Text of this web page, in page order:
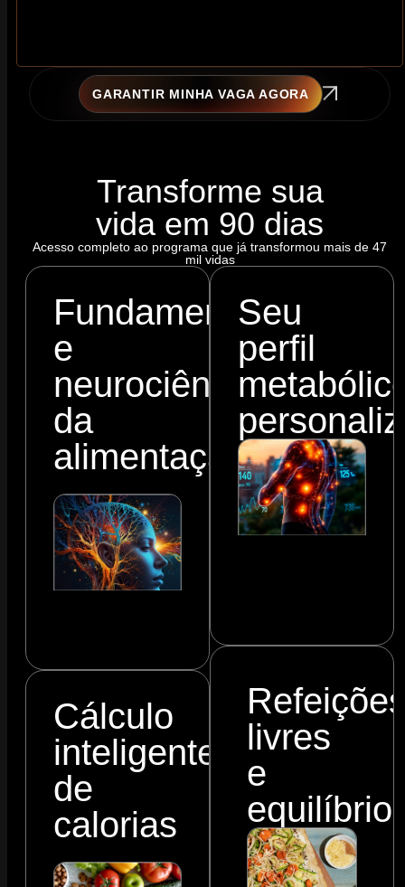
GARANTIR MINHA VAGA AGORA
Transforme sua
vida em 90 dias
Acesso completo ao programa que já transformou mais de 47
mil vidas
Fundamentos
e
neurociência
da
alimentação
Cálculo
inteligente
de
calorias
Seu
perfil
livres
e
equilíbrio